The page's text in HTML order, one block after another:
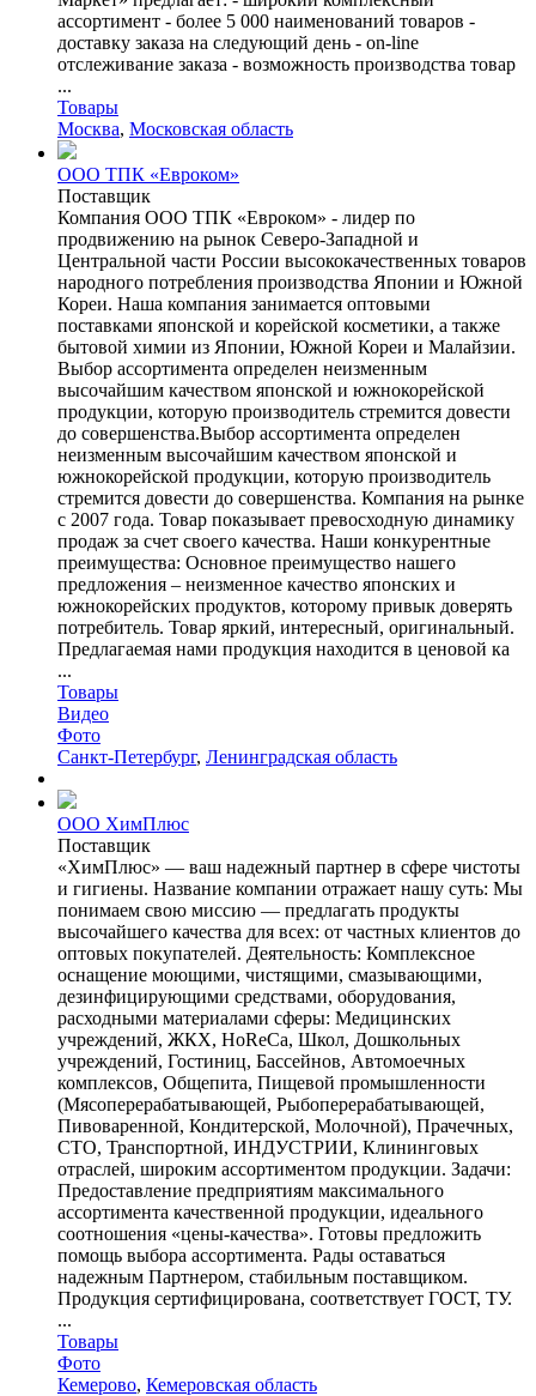
ассортимент - более 5 000 наименований товаров -
доставку заказа на следующий день - on-line
отслеживание заказа - возможность производства товар
...
Товары
Москва, Московская область
ООО ТПК «Евроком»
Поставщик
Компания ООО ТПК «Евроком» - лидер по
продвижению на рынок Северо-Западной и
Центральной части России высококачественных товаров
народного потребления производства Японии и Южной
Кореи. Наша компания занимается оптовыми
поставками японской и корейской косметики, а также
бытовой химии из Японии, Южной Кореи и Малайзии.
Выбор ассортимента определен неизменным
высочайшим качеством японской и южнокорейской
продукции, которую производитель стремится довести
до совершенства.Выбор ассортимента определен
неизменным высочайшим качеством японской и
южнокорейской продукции, которую производитель
стремится довести до совершенства. Компания на рынке
с 2007 года. Товар показывает превосходную динамику
продаж за счет своего качества. Наши конкурентные
преимущества: Основное преимущество нашего
предложения – неизменное качество японских и
южнокорейских продуктов, которому привык доверять
потребитель. Товар яркий, интересный, оригинальный.
Предлагаемая нами продукция находится в ценовой ка
...
Товары
Видео
Фото
Санкт-Петербург, Ленинградская область
ООО ХимПлюс
Поставщик
«ХимПлюс» — ваш надежный партнер в сфере чистоты
и гигиены. Название компании отражает нашу суть: Мы
понимаем свою миссию — предлагать продукты
высочайшего качества для всех: от частных клиентов до
оптовых покупателей. Деятельность: Комплексное
оснащение моющими, чистящими, смазывающими,
дезинфицирующими средствами, оборудования,
расходными материалами сферы: Медицинских
учреждений, ЖКХ, HoReCa, Школ, Дошкольных
учреждений, Гостиниц, Бассейнов, Автомоечных
комплексов, Общепита, Пищевой промышленности
(Мясоперерабатывающей, Рыбоперерабатывающей,
Пивоваренной, Кондитерской, Молочной), Прачечных,
СТО, Транспортной, ИНДУСТРИИ, Клининговых
отраслей, широким ассортиментом продукции. Задачи:
Предоставление предприятиям максимального
ассортимента качественной продукции, идеального
соотношения «цены-качества». Готовы предложить
помощь выбора ассортимента. Рады оставаться
надежным Партнером, стабильным поставщиком.
Продукция сертифицирована, соответствует ГОСТ, ТУ.
...
Товары
Фото
Кемерово, Кемеровская область